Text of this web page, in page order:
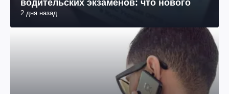
водительских экзаменов: что нового
2 дня назад